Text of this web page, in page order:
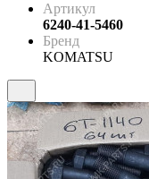
Артикул
6240-41-5460
Бренд
KOMATSU